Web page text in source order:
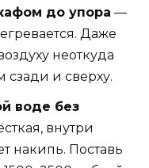
до упора —
Даже
неоткуда
сзади и сверху.
воде без
внутри
накипь. Поставь